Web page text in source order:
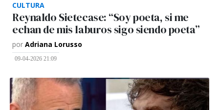
CULTURA
Reynaldo Sietecase: “Soy poeta, si me
echan de mis laburos sigo siendo poeta”
por Adriana Lorusso
09-04-2026 21:09